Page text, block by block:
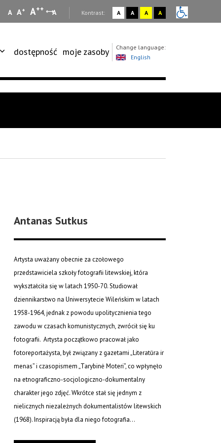
A A+ A++ A Kontrast: A A A A
dostępność moje zasoby
Change language:
English
Antanas Sutkus
Artysta uważany obecnie za czołowego
przedstawiciela szkoły fotografii litewskiej, która
wykształciła się w latach 1950-70. Studiował
dziennikarstwo na Uniwersytecie Wileńskim w latach
1958-1964, jednak z powodu upolitycznienia tego
zawodu w czasach komunistycznych, zwrócił się ku
fotografii. Artysta początkowo pracował jako
fotoreportażysta, był związany z gazetami „Literatūra ir
menas” i czasopismem „Tarybinė Moteri”, co wpłynęło
na etnograficzno-socjologiczno-dokumentalny
charakter jego zdjęć. Wkrótce stał się jednym z
nielicznych niezależnych dokumentalistów litewskich
(1968). Inspiracją była dla niego fotografia...